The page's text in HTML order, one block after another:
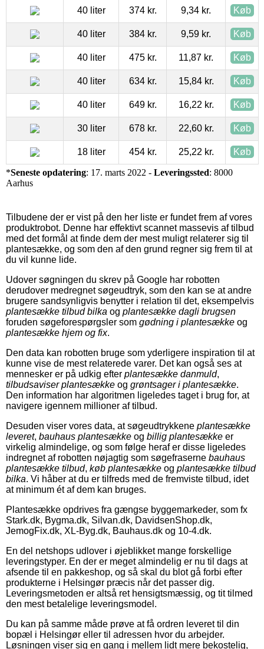
40 liter 374 kr. 9,34 kr. Køb
40 liter 384 kr. 9,59 kr. Køb
40 liter 475 kr. 11,87 kr. Køb
40 liter 634 kr. 15,84 kr. Køb
40 liter 649 kr. 16,22 kr. Køb
30 liter 678 kr. 22,60 kr. Køb
18 liter 454 kr. 25,22 kr. Køb
*Seneste opdatering: 17. marts 2022 - Leveringssted: 8000
Aarhus
Tilbudene der er vist på den her liste er fundet frem af vores
produktrobot. Denne har effektivt scannet massevis af tilbud
med det formål at finde dem der mest muligt relaterer sig til
plantesække, og som den af den grund regner sig frem til at
du vil kunne lide.
Udover søgningen du skrev på Google har robotten
derudover medregnet søgeudtryk, som den kan se at andre
brugere sandsynligvis benytter i relation til det, eksempelvis
plantesække tilbud bilka og plantesække dagli brugsen
foruden søgeforespørgsler som gødning i plantesække og
plantesække hjem og fix.
Den data kan robotten bruge som yderligere inspiration til at
kunne vise de mest relaterede varer. Det kan også ses at
mennesker er på udkig efter plantesække danmuld,
tilbudsaviser plantesække og grøntsager i plantesække.
Den information har algoritmen ligeledes taget i brug for, at
navigere igennem millioner af tilbud.
Desuden viser vores data, at søgeudtrykkene plantesække
leveret, bauhaus plantesække og billig plantesække er
virkelig almindelige, og som følge heraf er disse ligeledes
indregnet af robotten nøjagtig som søgefraserne bauhaus
plantesække tilbud, køb plantesække og plantesække tilbud
bilka. Vi håber at du er tilfreds med de fremviste tilbud, idet
at minimum ét af dem kan bruges.
Plantesække opdrives fra gængse byggemarkeder, som fx
Stark.dk, Bygma.dk, Silvan.dk, DavidsenShop.dk,
JemogFix.dk, XL-Byg.dk, Bauhaus.dk og 10-4.dk.
En del netshops udlover i øjeblikket mange forskellige
leveringstyper. En der er meget almindelig er nu til dags at
afsende til en pakkeshop, og så skal du blot gå forbi efter
produkterne i Helsingør præcis når det passer dig.
Leveringsmetoden er altså ret hensigtsmæssig, og tit tilmed
den mest betalelige leveringsmodel.
Du kan på samme måde prøve at få ordren leveret til din
bopæl i Helsingør eller til adressen hvor du arbejder.
Løsningen viser sig en gang i mellem lidt mere bekostelig,